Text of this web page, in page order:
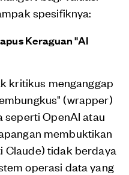
spesifiknya:
Keraguan "AI
kritikus menganggap
(wrapper)
seperti OpenAI atau
membuktikan
Claude) tidak berdaya
operasi data yang